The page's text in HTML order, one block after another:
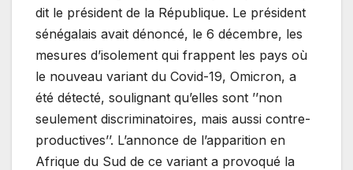
dit le président de la République. Le président
sénégalais avait dénoncé, le 6 décembre, les
mesures d’isolement qui frappent les pays où
le nouveau variant du Covid-19, Omicron, a
été détecté, soulignant qu’elles sont ’’non
seulement discriminatoires, mais aussi contre-
productives’’. L’annonce de l’apparition en
Afrique du Sud de ce variant a provoqué la